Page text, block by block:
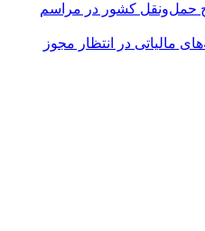
حمل‌ونقل کشور در مراسم
مالیاتی در انتظار مجوز